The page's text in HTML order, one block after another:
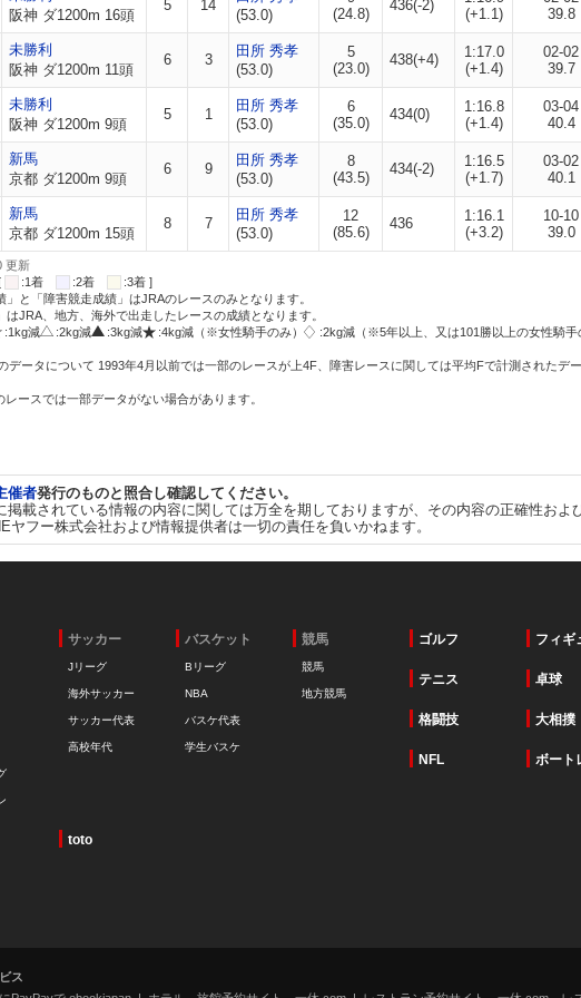
阪神 ダ1200m 16頭
5 14
(53.0)
(24.8)
436(-2)
(+1.1)
39.8
未勝利
阪神 ダ1200m 11頭
6 3
田所 秀孝
(53.0)
5
(23.0)
438(+4)
1:17.0
(+1.4)
02-02
39.7
未勝利
阪神 ダ1200m 9頭
5 1
田所 秀孝
(53.0)
6
(35.0)
434(0)
1:16.8
(+1.4)
03-04
40.4
新馬
京都 ダ1200m 9頭
6 9
田所 秀孝
(53.0)
8
(43.5)
434(-2)
1:16.5
(+1.7)
03-02
40.1
新馬
京都 ダ1200m 15頭
8 7
田所 秀孝
(53.0)
12
(85.6)
436
1:16.1
(+3.2)
10-10
39.0
更新
:1着 :2着
:3着 ]
と「障害競走成績」はJRAのレースのみとなります。
JRA、地方、海外で出走したレースの成績となります。
:1kg減 :2kg減 :3kg減 :4kg減（※女性騎手のみ）
:2kg減（※5年以上、又は101勝以上の女性騎手
データについて 1993年4月以前では一部のレースが上4F、障害レースに関しては平均Fで計測されたデ
ースでは一部データがない場合があります。
催者発行のものと照合し確認してください。
載されている情報の内容に関しては万全を期しておりますが、その内容の正確性お
フー株式会社および情報提供者は一切の責任を負いかねます。
サッカー
Jリーグ
海外サッカー
サッカー代表
高校年代
バスケット
Bリーグ
NBA
バスケ代表
学生バスケ
競馬
競馬
地方競馬
ゴルフ フィギ
テニス 卓球
格闘技 大相撲
NFL ボート
toto
ス